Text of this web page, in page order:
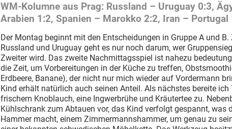
WM-Kolumne aus Prag: Russland – Uruguay 0:3,
Arabien 1:2, Spanien – Marokko 2:2, Iran – Portugal
Der Montag beginnt mit den Entscheidungen in Gruppe A und B.
Russland und Uruguay geht es nur noch darum, wer
Zweiter wird. Das zweite Nachmittagsspiel ist nahezu
die Zeit, um Vorbereitungen in der Küche zu treffen,
Erdbeere, Banane), der nicht nur mich wieder auf Vordermann
Kind erhält natürlich auch seinen Anteil. Als nächstes bereite
frischem Knoblauch, eine Ingwerbrühe und Kräutertee zu.
Kühlschrank zum Abtauen vor, das Kind verfolgt gespannt, was
Hammer macht, einem Zimmermannshammer, um genau zu